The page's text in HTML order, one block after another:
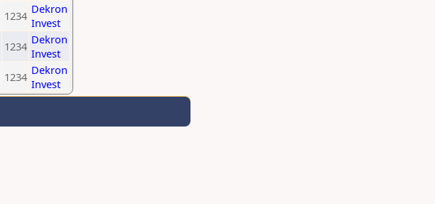
1234 Dekron
Invest
1234 Dekron
Invest
1234 Dekron
Invest